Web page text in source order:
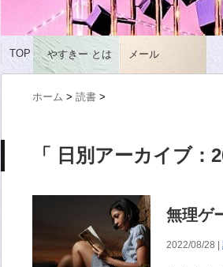
TOP やすきー とは メール
ホーム > 読書 >
「 日別アーカイブ：
無理ゲ
2022/08/28 |